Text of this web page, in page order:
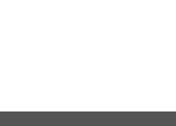
контактные
особенностей.